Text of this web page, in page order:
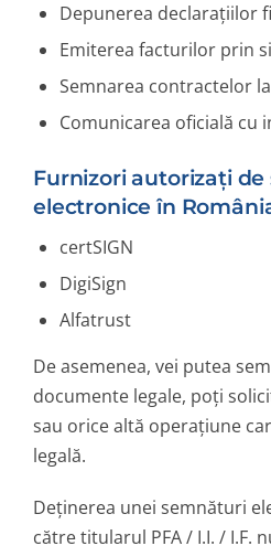
Depunerea declarațiilor
Emiterea facturilor prin
Semnarea contractelor
Comunicarea oficială cu
Furnizori autorizați
electronice în
certSIGN
DigiSign
Alfatrust
De asemenea, vei putea
documente legale, poți
sau orice altă operațiune
legală.
Deținerea unei semnături
către titularul PFA / I.I. / I.F.